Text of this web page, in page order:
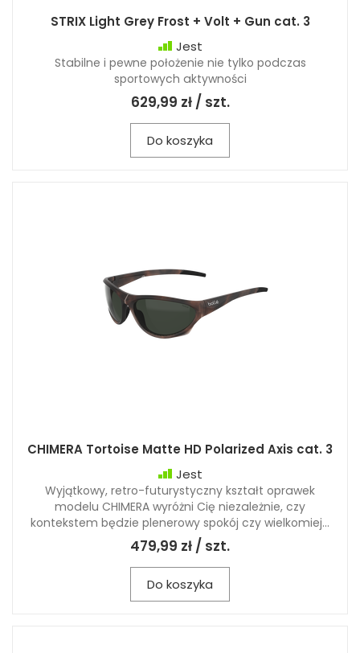
STRIX Light Grey Frost + Volt + Gun cat. 3
Jest
Stabilne i pewne położenie nie tylko podczas
sportowych aktywności
629,99 zł / szt.
Do koszyka
CHIMERA Tortoise Matte HD Polarized Axis cat. 3
Jest
Wyjątkowy, retro-futurystyczny kształt oprawek
modelu CHIMERA wyróżni Cię niezależnie, czy
kontekstem będzie plenerowy spokój czy wielkomiej...
479,99 zł / szt.
Do koszyka